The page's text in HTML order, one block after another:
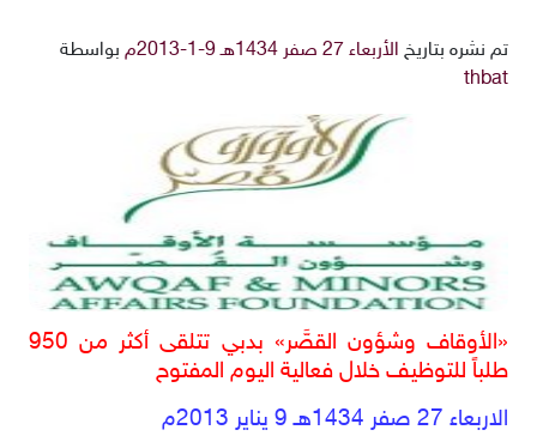
تم نشره بتاريخ الأربعاء 27 صفر 1434هـ 9-1-2013م
بواسطة
thbat
«الأوقاف وشؤون القصَّر» بدبي تتلقى أكثر من 950
طلباً للتوظيف خلال فعالية اليوم المفتوح
الاربعاء 27 صفر 1434هـ 9 يناير 2013م